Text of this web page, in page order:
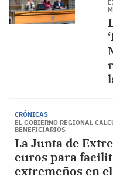
CRÓNICAS
EL GOBIERNO REGIONAL
BENEFICIARIOS
La Junta de
euros para
extremeños en